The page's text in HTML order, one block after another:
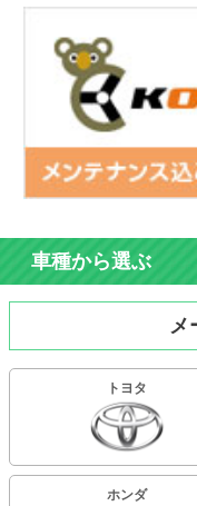
車種から選ぶ
メ
トヨタ
ホンダ